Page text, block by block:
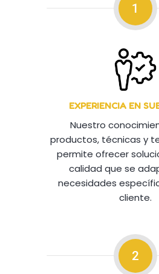
1
EXPERIENCIA EN
Nuestro
productos, técnicas y
permite ofrecer
calidad que se
necesidades
cliente.
2